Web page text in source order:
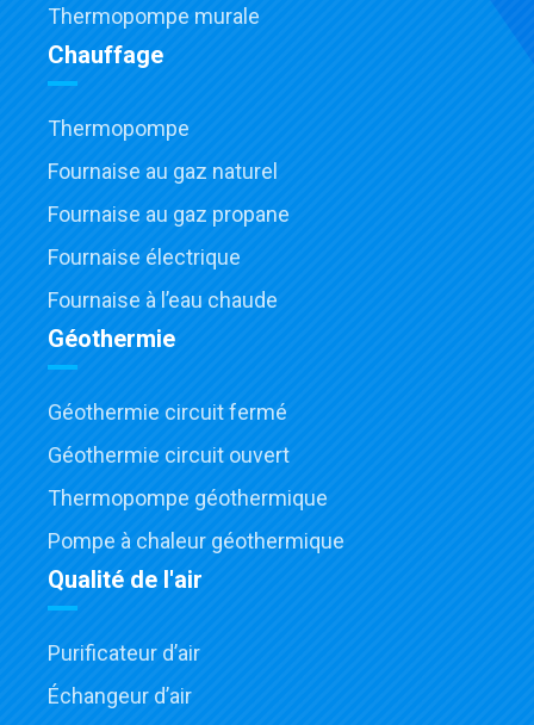
Thermopompe murale
Chauffage
Thermopompe
Fournaise au gaz naturel
Fournaise au gaz propane
Fournaise électrique
Fournaise à l’eau chaude
Géothermie
Géothermie circuit fermé
Géothermie circuit ouvert
Thermopompe géothermique
Pompe à chaleur géothermique
Qualité de l'air
Purificateur d’air
Échangeur d’air